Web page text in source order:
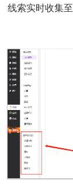
线索实时收集至